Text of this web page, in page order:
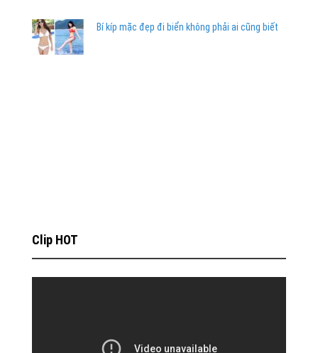
Bí kíp mặc đẹp đi biển không phải ai cũng biết
Clip HOT